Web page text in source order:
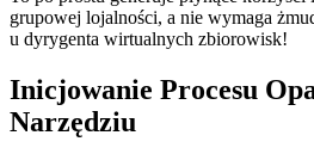
grupowej lojalności, a nie wymaga
u dyrygenta wirtualnych zbiorowisk!
Inicjowanie Procesu
Narzędziu